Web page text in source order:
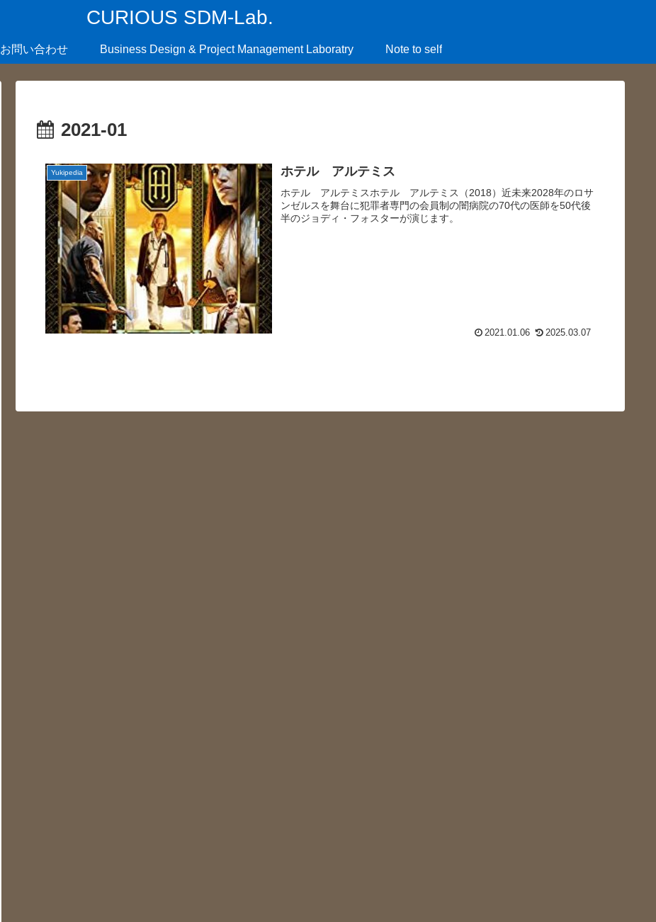
CURIOUS SDM-Lab.
お問い合わせ Business Design & Project Management Laboratry Note to self
2021-01
Yukipedia ホテル アルテミス
ホテル アルテミスホテル アルテミス（2018）近未来2028年のロサ
ンゼルスを舞台に犯罪者専門の会員制の闇病院の70代の医師を50代後
半のジョディ・フォスターが演じます。
2021.01.06 2025.03.07